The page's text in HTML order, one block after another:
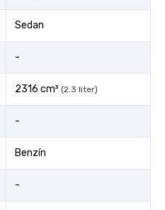
Sedan
-
2316 cm³ (2.3 liter)
-
Benzín
-